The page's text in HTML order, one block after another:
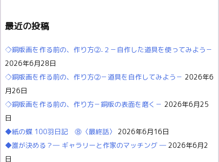
最近の投稿
◇銅版画を作る前の、作り方②₋２－自作した道具を使ってみよう－
2026年6月28日
◇銅版画を作る前の、作り方②－道具を自作してみよう－ 2026年6
月26日
◇銅版画を作る前の、作り方－銅版の表面を磨く－ 2026年6月25
日
◆紙の蝶 100羽日記 ⓼〈最終話〉
2026年6月16日
◆誰が決める？― ギャラリーと作家のマッチング ― 2026年6月2
日